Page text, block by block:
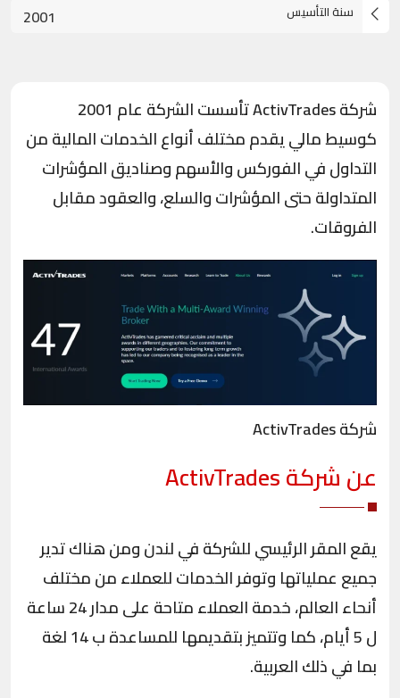
سنة التأسيس 2001
شركة ActivTrades
تأسست الشركة عام 2001
كوسيط مالي يقدم مختلف أنواع الخدمات المالية من
التداول في الفوركس والأسهم وصناديق المؤشرات
المتداولة حتى المؤشرات والسلع، والعقود مقابل
الفروقات.
شركة ActivTrades
عن شركة ActivTrades
يقع المقر الرئيسي للشركة في لندن ومن هناك تدير
جميع عملياتها وتوفر الخدمات للعملاء من مختلف
أنحاء العالم، خدمة العملاء متاحة على مدار 24 ساعة
ل 5 أيام، كما وتتميز بتقديمها للمساعدة ب 14 لغة
بما في ذلك العربية.